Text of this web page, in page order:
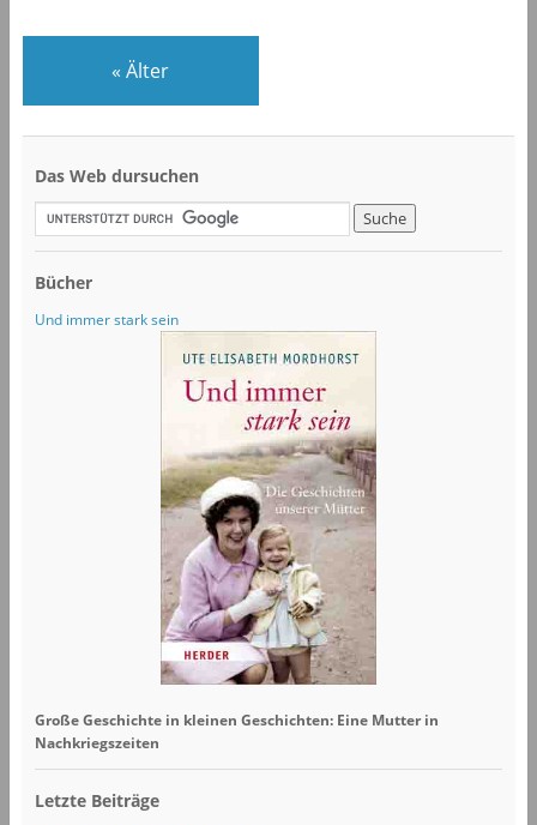
« Älter
Das Web dursuchen
Bücher
Und immer stark sein
Große Geschichte in kleinen Geschichten: Eine Mutter in
Nachkriegszeiten
Letzte Beiträge